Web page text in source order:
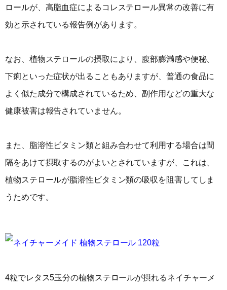
ロールが、高脂血症によるコレステロール異常の改善に有
効と示されている報告例があります。
なお、植物ステロールの摂取により、腹部膨満感や便秘、
下痢といった症状が出ることもありますが、普通の食品に
よく似た成分で構成されているため、副作用などの重大な
健康被害は報告されていません。
また、脂溶性ビタミン類と組み合わせて利用する場合は間
隔をあけて摂取するのがよいとされていますが、これは、
植物ステロールが脂溶性ビタミン類の吸収を阻害してしま
うためです。
ネイチャーメイド 植物ステロール 120粒
4粒でレタス5玉分の植物ステロールが摂れるネイチャーメ